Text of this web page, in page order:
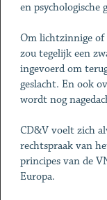
en psychologische
Om lichtzinnige of
zou tegelijk een
ingevoerd om
geslacht. En ook
wordt nog
CD&V voelt zich
rechtspraak van
principes van de
Europa.